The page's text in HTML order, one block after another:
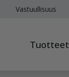
Vastuullisuus
Tuotteet